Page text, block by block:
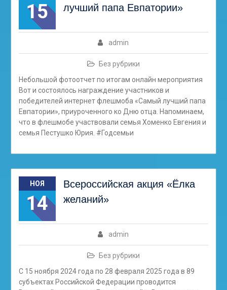
15
лучший папа Евпатории»
admin
Без рубрики
Небольшой фотоотчет по итогам онлайн мероприятия
Вот и состоялось награждение участников и
победителей интернет флешмоба «Самый лучший папа
Евпатории», приуроченного ко Дню отца. Напоминаем,
что в флешмобе участвовали семья Хоменко Евгения и
семья Пестушко Юрия. #Годсемьи
НОЯ
14
Всероссийская акция «Ёлка
желаний»
admin
Без рубрики
С 15 ноября 2024 года по 28 февраля 2025 года в 89
субъектах Российской Федерации проводится